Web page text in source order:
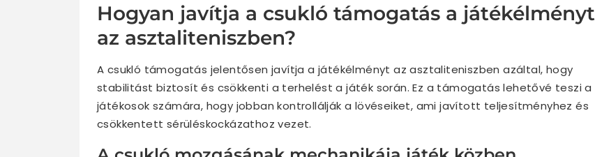
Hogyan javítja a csukló támogatás a játékélményt
az asztaliteniszben?
A csukló támogatás jelentősen javítja a játékélményt az asztaliteniszben azáltal, hogy
stabilitást biztosít és csökkenti a terhelést a játék során. Ez a támogatás lehetővé teszi a
játékosok számára, hogy jobban kontrollálják a lövéseiket, ami javított teljesítményhez és
csökkentett sérüléskockázathoz vezet.